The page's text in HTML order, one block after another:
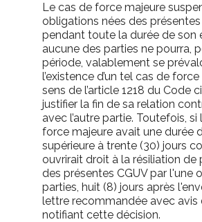
Le cas de force majeure
obligations nées des présentes
pendant toute la durée de son
aucune des parties ne pourra,
période, valablement se
l’existence d’un tel cas de
sens de l’article 1218 du Code
justifier la fin de sa relation
avec l’autre partie. Toutefois, si
force majeure avait une durée
supérieure à trente (30) jours
ouvrirait droit à la résiliation de
des présentes CGUV par l'une
parties, huit (8) jours après
lettre recommandée avec avis
notifiant cette décision.